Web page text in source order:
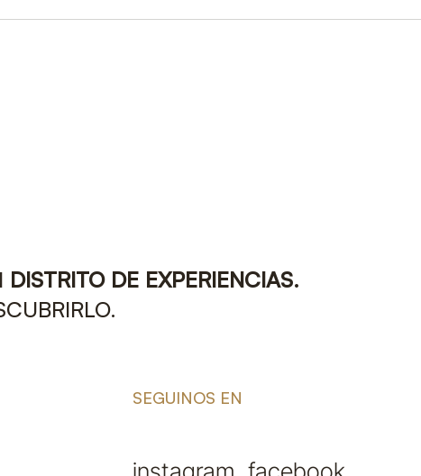
DISTRITO DE EXPERIENCIAS.
SEGUINOS EN